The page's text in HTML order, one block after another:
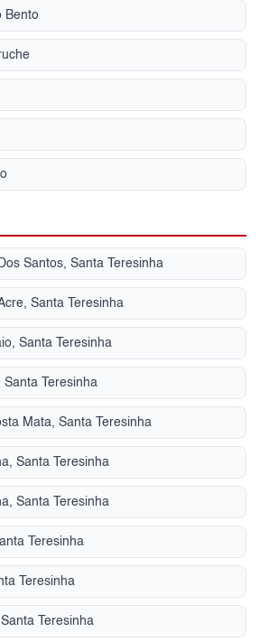
Bento
Santos, Santa Teresinha
Santa Teresinha
Santa Teresinha
Santa Teresinha
Mata, Santa Teresinha
Santa Teresinha
Santa Teresinha
Teresinha
Teresinha
Teresinha